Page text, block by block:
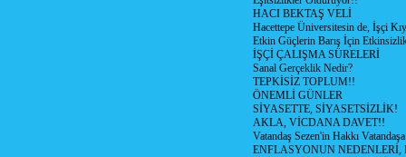
HACI BEKTAŞ VELİ
Hacettepe Üniversitesin de, İşçi
Etkin Güçlerin Barış İçin
İŞÇİ ÇALIŞMA SÜRELERİ
Sanal Gerçeklik Nedir?
TEPKİSİZ TOPLUM!!
ÖNEMLİ GÜNLER
SİYASETTE, SİYASETSİZLİK!
AKLA, VİCDANA DAVET!!
Vatandaş Sezen'in Hakkı
ENFLASYONUN NEDENLERİ,